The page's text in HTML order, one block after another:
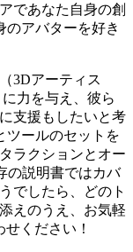
であなた自身の創
のアバターを好き
3Dアーティス
力を与え、彼ら
支援もしたいと考
ツールのセットを
ラクションとオー
の説明書ではカバ
でしたら、どのト
えのうえ、お気軽
せください！